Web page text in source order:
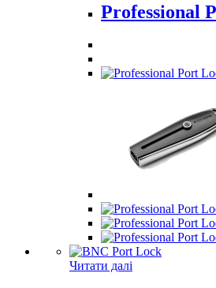
Professional
Читати далі